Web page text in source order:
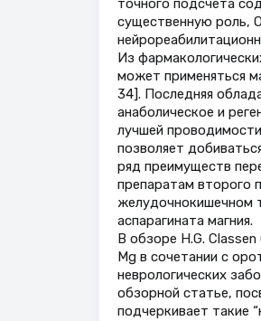
точного подсчета
существенную роль,
Из
может применяться
34]. Последняя
анаболическое и
лучшей
позволяет
ряд преимуществ
препаратам второго
желудочнокишечном
аспарагината магния.
В обзоре H.G.
Mg в сочетании с
неврологических
обзорной статье,
подчеркивает такие